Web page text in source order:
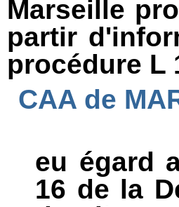
Marseille
partir
procédure L
CAA de
eu égard
16 de la